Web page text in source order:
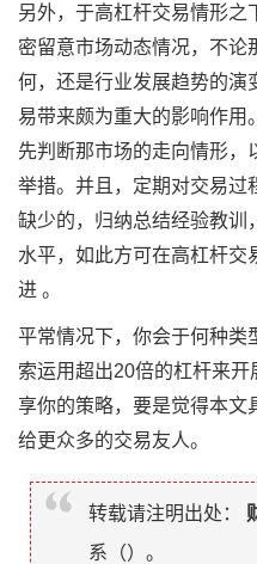
另外，于高杠杆交易情形之
密留意市场动态情况，不论
何，还是行业发展趋势的演
易带来颇为重大的影响作用
先判断那市场的走向情形，
举措。并且，定期对交易过
缺少的，归纳总结经验教训
水平，如此方可在高杠杆交
进 。
平常情况下，你会于何种类
索运用超出20倍的杠杆来开
享你的策略，要是觉得本文
给更众多的交易友人。
转载请注明出处：
系（）。